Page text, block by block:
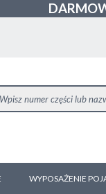
WYPOSAŻENIE